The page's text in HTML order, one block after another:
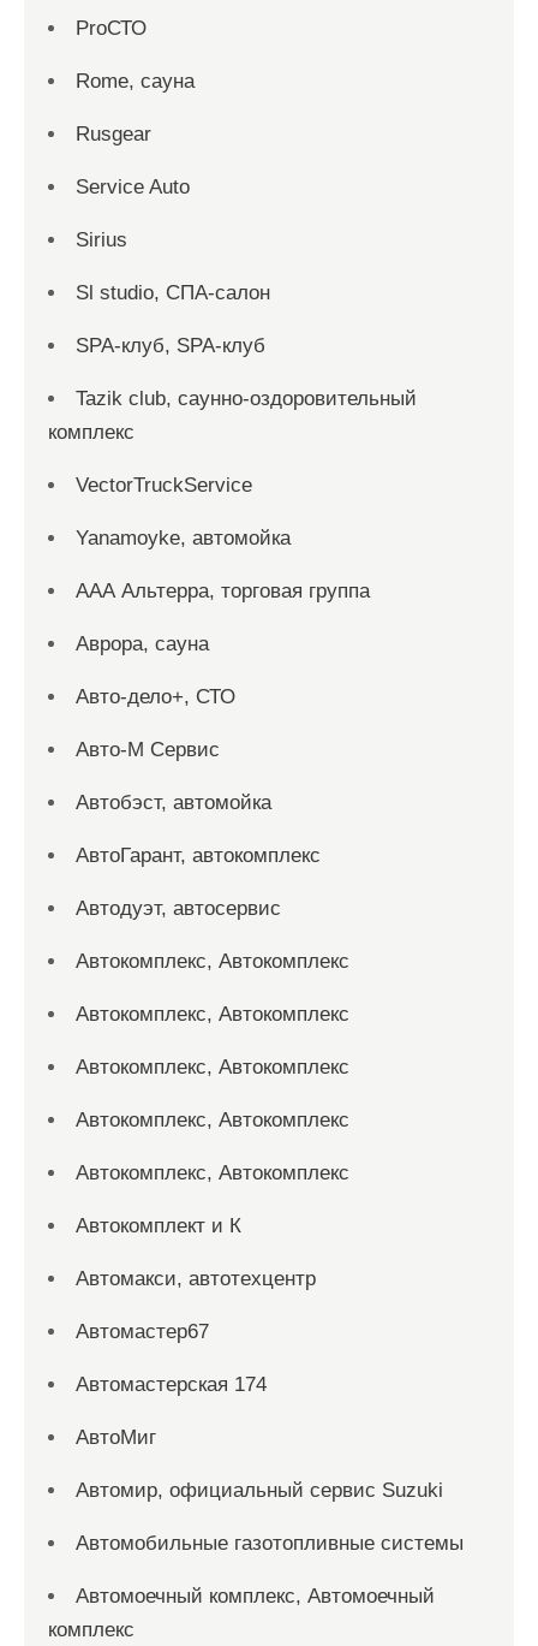
ProСТО
Rome, сауна
Rusgear
Service Auto
Sirius
Sl studio, СПА-салон
SPA-клуб, SPA-клуб
Tazik club, саунно-оздоровительный
комплекс
VectorTruckService
Yanamoyke, автомойка
ААА Альтерра, торговая группа
Аврора, сауна
Авто-дело+, СТО
Авто-М Сервис
Автобэст, автомойка
АвтоГарант, автокомплекс
Автодуэт, автосервис
Автокомплекс, Автокомплекс
Автокомплекс, Автокомплекс
Автокомплекс, Автокомплекс
Автокомплекс, Автокомплекс
Автокомплекс, Автокомплекс
Автокомплект и К
Автомакси, автотехцентр
Автомастер67
Автомастерская 174
АвтоМиг
Автомир, официальный сервис Suzuki
Автомобильные газотопливные системы
Автомоечный комплекс, Автомоечный
комплекс